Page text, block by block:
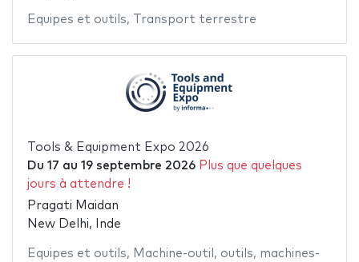
Equipes et outils, Transport terrestre
Tools & Equipment Expo 2026
Du 17 au 19 septembre 2026 Plus que quelques
jours à attendre !
Pragati Maidan
New Delhi, Inde
Equipes et outils, Machine-outil , outils, machines-